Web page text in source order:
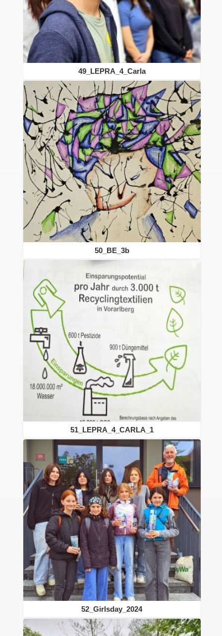
49_LEPRA_4_Carla
50_BE_3b
51_LEPRA_4_CARLA_1
52_Girlsday_2024